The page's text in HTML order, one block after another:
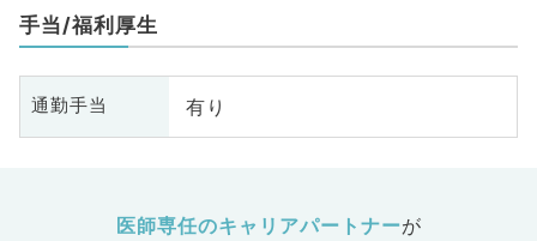
手当/福利厚生
通勤手当 有り
医師専任のキャリアパートナーが